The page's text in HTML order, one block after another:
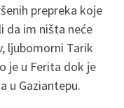
prepreka koje
da im ništa neće
ljubomorni Tarik
je u Ferita dok je
u Gaziantepu.